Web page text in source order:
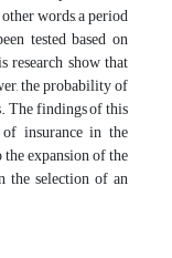
words, a period
tested based on
research show that
the probability of
The findings of this
insurance in the
expansion of the
the selection of an